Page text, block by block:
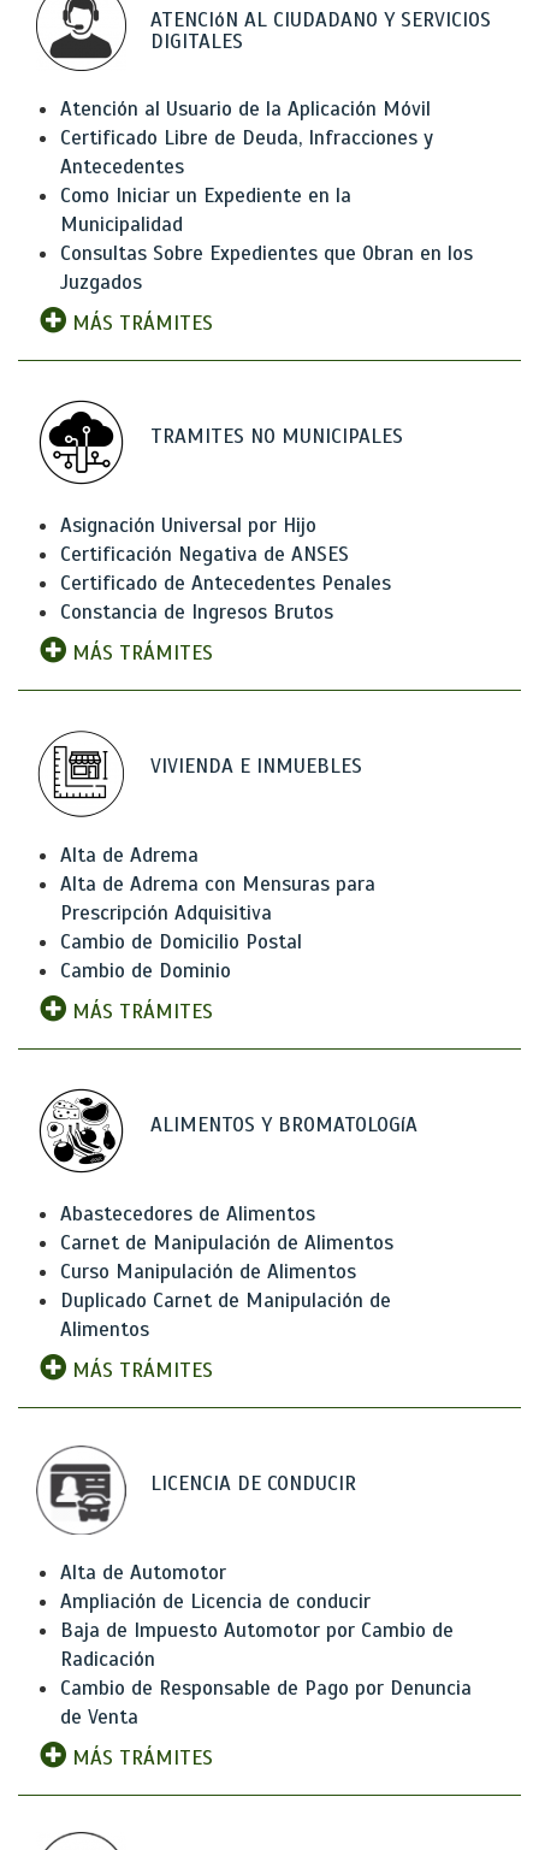
ATENCIóN AL CIUDADANO Y SERVICIOS
DIGITALES
Atención al Usuario de la Aplicación Móvil
Certificado Libre de Deuda, Infracciones y
Antecedentes
Como Iniciar un Expediente en la
Municipalidad
Consultas Sobre Expedientes que Obran en los
Juzgados
MÁS TRÁMITES
TRAMITES NO MUNICIPALES
Asignación Universal por Hijo
Certificación Negativa de ANSES
Certificado de Antecedentes Penales
Constancia de Ingresos Brutos
MÁS TRÁMITES
VIVIENDA E INMUEBLES
Alta de Adrema
Alta de Adrema con Mensuras para
Prescripción Adquisitiva
Cambio de Domicilio Postal
Cambio de Dominio
MÁS TRÁMITES
ALIMENTOS Y BROMATOLOGíA
Abastecedores de Alimentos
Carnet de Manipulación de Alimentos
Curso Manipulación de Alimentos
Duplicado Carnet de Manipulación de
Alimentos
MÁS TRÁMITES
LICENCIA DE CONDUCIR
Alta de Automotor
Ampliación de Licencia de conducir
Baja de Impuesto Automotor por Cambio de
Radicación
Cambio de Responsable de Pago por Denuncia
de Venta
MÁS TRÁMITES